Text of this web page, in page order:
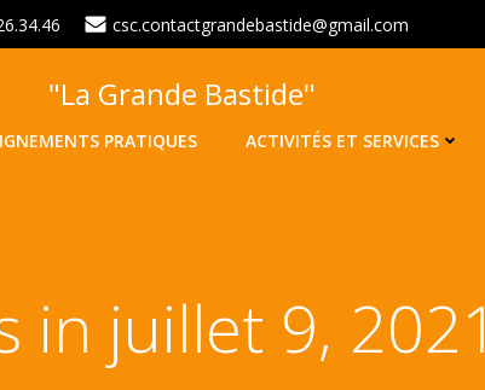
csc.contactgrandebastide@gmail.com
"La Grande Bastide"
PRATIQUES ACTIVITÉS ET SERVICES
in juillet 9, 2021